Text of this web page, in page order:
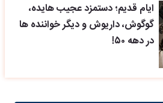
ایام قدیم؛ دستمزد عجیب هایده،
گوگوش، داریوش و دیگر خواننده ها
در دهه ۵۰!